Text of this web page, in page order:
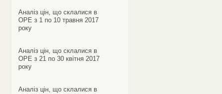
Аналіз цін, що склалися в
ОРЕ з 1 по 10 травня 2017
року
Аналіз цін, що склалися в
ОРЕ з 21 по 30 квітня 2017
року
Аналіз цін, що склалися в